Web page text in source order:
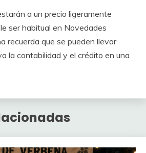
a un precio ligeramente
ser habitual en Novedades
recuerda que se pueden llevar
la contabilidad y el crédito en una